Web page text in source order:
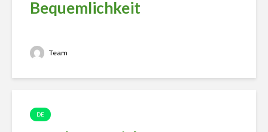
Bequemlichkeit
Team
DE